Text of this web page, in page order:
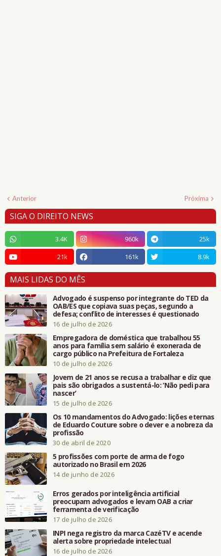
Anterior Próxima
SIGA O DIREITO NEWS
3.4K 960k
25k
21k
161k 8.9k
MAIS LIDAS DO MÊS
Advogado é suspenso por integrante do TED da
OAB/ES que copiava suas peças, segundo a
defesa; conflito de interesses é questionado
16 de julho de 2026
Empregadora de doméstica que trabalhou 55
anos para família sem salário é exonerada de
cargo público na Prefeitura de Fortaleza
10 de julho de 2026
Jovem de 21 anos se recusa a trabalhar e diz que
pais são obrigados a sustentá-lo: ‘Não pedi para
nascer’
15 de julho de 2026
Os 10 mandamentos do Advogado: lições eternas
de Eduardo Couture sobre o dever e a nobreza da
profissão
30 de abril de 2020
5 profissões com porte de arma de fogo
autorizado no Brasil em 2026
14 de junho de 2026
Erros gerados por inteligência artificial
preocupam advogados e levam OAB a criar
ferramenta de verificação
17 de julho de 2026
INPI nega registro da marca CazéTV e acende
alerta sobre propriedade intelectual
16 de julho de 2026